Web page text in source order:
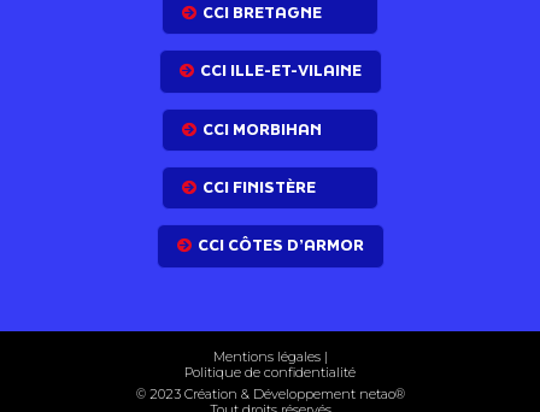
CCI BRETAGNE
CCI ILLE-ET-VILAINE
CCI MORBIHAN
CCI FINISTÈRE
CCI CÔTES D’ARMOR
Mentions légales |
Politique de confidentialité
© 2023 Création & Développement netao®